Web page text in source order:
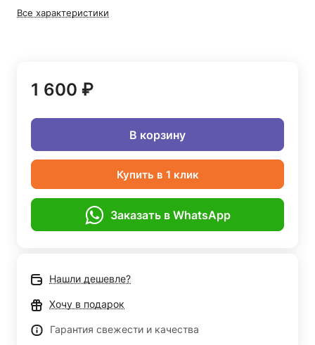
Все характеристики
1 600 ₽
В корзину
Купить в 1 клик
Заказать в WhatsApp
Нашли дешевле?
Хочу в подарок
Гарантия свежести и качества